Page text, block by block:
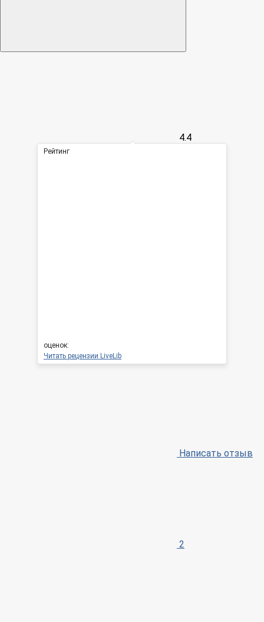
4.4
Рейтинг
оценок:
Читать рецензии LiveLib
Написать отзыв
2